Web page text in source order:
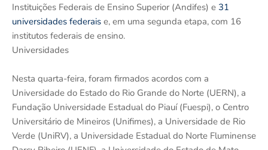
Instituições Federais de Ensino Superior (Andifes) e 31
universidades federais e, em uma segunda etapa, com 16
institutos federais de ensino.
Universidades
Nesta quarta-feira, foram firmados acordos com a
Universidade do Estado do Rio Grande do Norte (UERN), a
Fundação Universidade Estadual do Piauí (Fuespi), o Centro
Universitário de Mineiros (Unifimes), a Universidade de Rio
Verde (UniRV), a Universidade Estadual do Norte Fluminense